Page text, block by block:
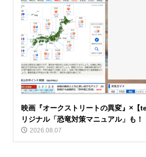
映画『オークストリートの異変』×
リジナル「恐竜対策マニュアル」も！
2026.08.07